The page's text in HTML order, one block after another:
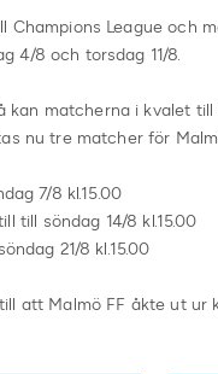
Champions League och
4/8 och torsdag 11/8.
matcherna i kvalet
nu tre matcher för
7/8 kl.15.00
till söndag 14/8 kl.15.00
21/8 kl.15.00
att Malmö FF åkte ut